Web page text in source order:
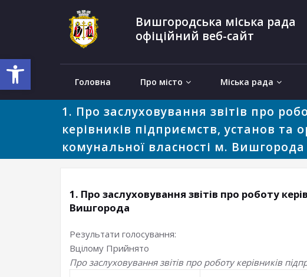
Відкрити Панель інструментів
Вишгородська міська рада
офіційний веб-сайт
Головна Про місто Міська рада
1. Про заслуховування звітів про
керівників підприємств, установ та
комунальної власності м. Вишгорода
1. Про заслуховування звітів про роботу
Вишгорода
Результати голосування:
Вцілому Прийнято
Про заслуховування звітів про роботу керівників